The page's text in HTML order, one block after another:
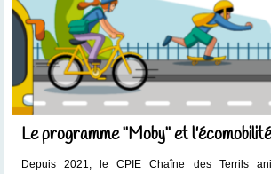
Le programme "Moby" et
Depuis 2021, le CPIE Chaîne des Terrils